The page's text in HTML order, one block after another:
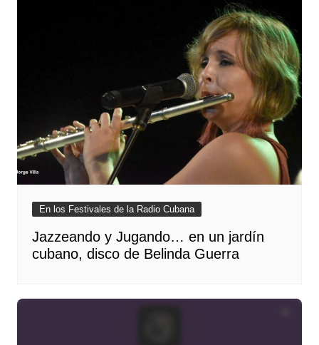
En los Festivales de la Radio Cubana
Jazzeando y Jugando… en un jardín
cubano, disco de Belinda Guerra